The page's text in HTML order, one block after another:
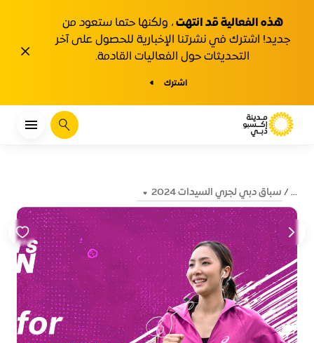
هذه الفعالية قد انتهت ، ولكنها حتما ستعود من
جديد! اشترك في نشرتنا الإخبارية للحصول على آخر
التحديثات حول الفعاليات القادمة.
اشترك
يبحث
... سباق دبي لجري السيدات 2024